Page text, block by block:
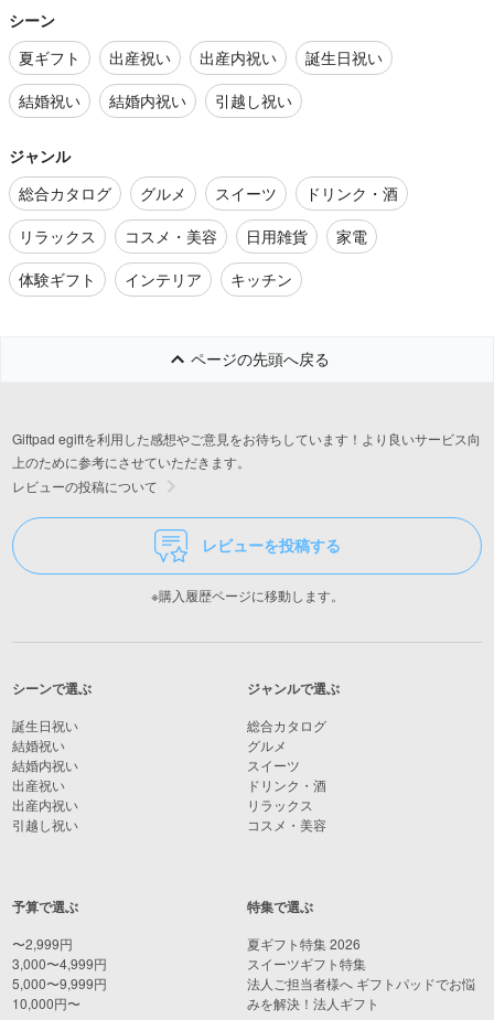
シーン
夏ギフト
出産祝い 出産内祝い
誕生日祝い
結婚祝い
結婚内祝い 引越し祝い
ジャンル
総合カタログ
グルメ スイーツ
ドリンク・酒
リラックス
コスメ・美容 日用雑貨
家電
体験ギフト
インテリア キッチン
ページの先頭へ戻る
Giftpad egiftを利用した感想やご意見をお待ちしています！より良いサービス向
上のために参考にさせていただきます。
レビューの投稿について
レビューを投稿する
※購入履歴ページに移動します。
シーンで選ぶ
誕生日祝い
結婚祝い
結婚内祝い
出産祝い
出産内祝い
引越し祝い
予算で選ぶ
〜2,999円
3,000〜4,999円
5,000〜9,999円
10,000円〜
ジャンルで選ぶ
総合カタログ
グルメ
スイーツ
ドリンク・酒
リラックス
コスメ・美容
特集で選ぶ
夏ギフト特集 2026
スイーツギフト特集
法人ご担当者様へ ギフトパッドでお悩
みを解決！法人ギフト